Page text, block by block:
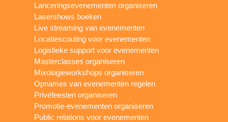
Lanceringsevenementen organiseren
Lasershows boeken
Live streaming van evenementen
Locatiescouting voor evenementen
Logistieke support voor evenementen
Masterclasses organiseren
Mixologieworkshops organiseren
Opnames van evenementen regelen
Privéfeesten organiseren
Promotie-evenementen organiseren
Public relations voor evenementen